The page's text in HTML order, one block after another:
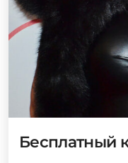
Бесплатный